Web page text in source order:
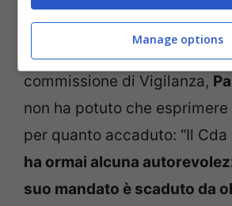
Il capogruppo di Italia dei
commissione di Vigilanza,
non ha potuto che
per quanto accaduto: “Il Cda
ha ormai alcuna
suo mandato è scaduto da
Manage options